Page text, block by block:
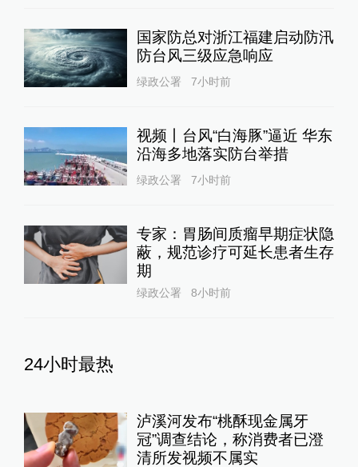
国家防总对浙江福建启动防汛
防台风三级应急响应
绿政公署 7小时前
视频丨台风“白海豚”逼近 华东
沿海多地落实防台举措
绿政公署 7小时前
专家：胃肠间质瘤早期症状隐
蔽，规范诊疗可延长患者生存
期
绿政公署 8小时前
24小时最热
泸溪河发布“桃酥现金属牙
冠”调查结论，称消费者已澄
清所发视频不属实